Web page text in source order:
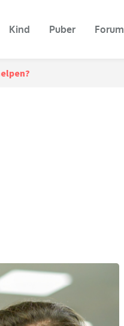
Kind Puber Forum